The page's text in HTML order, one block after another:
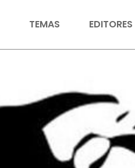
TEMAS EDITORES